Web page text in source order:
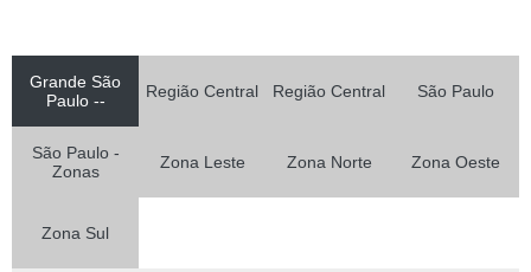
Grande São
Paulo --
Região Central Região Central São Paulo
São Paulo -
Zonas
Zona Leste Zona Norte Zona Oeste
Zona Sul